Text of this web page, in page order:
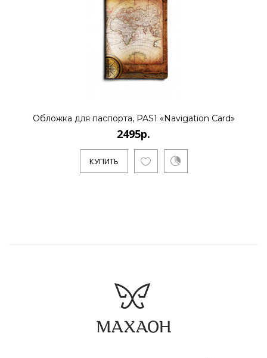
Обложка для паспорта, PAS1 «Navigation Card»
2495р.
КУПИТЬ